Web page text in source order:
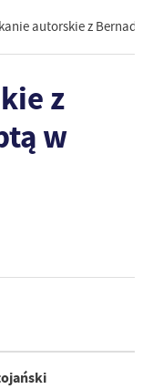
autorskie z
z
w